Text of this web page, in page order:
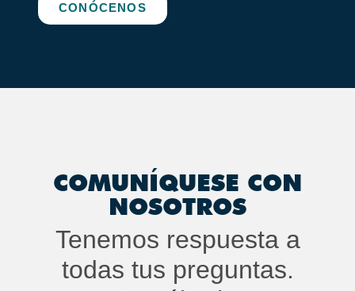
CONÓCENOS
COMUNÍQUESE CON
NOSOTROS
Tenemos respuesta a
todas tus preguntas.